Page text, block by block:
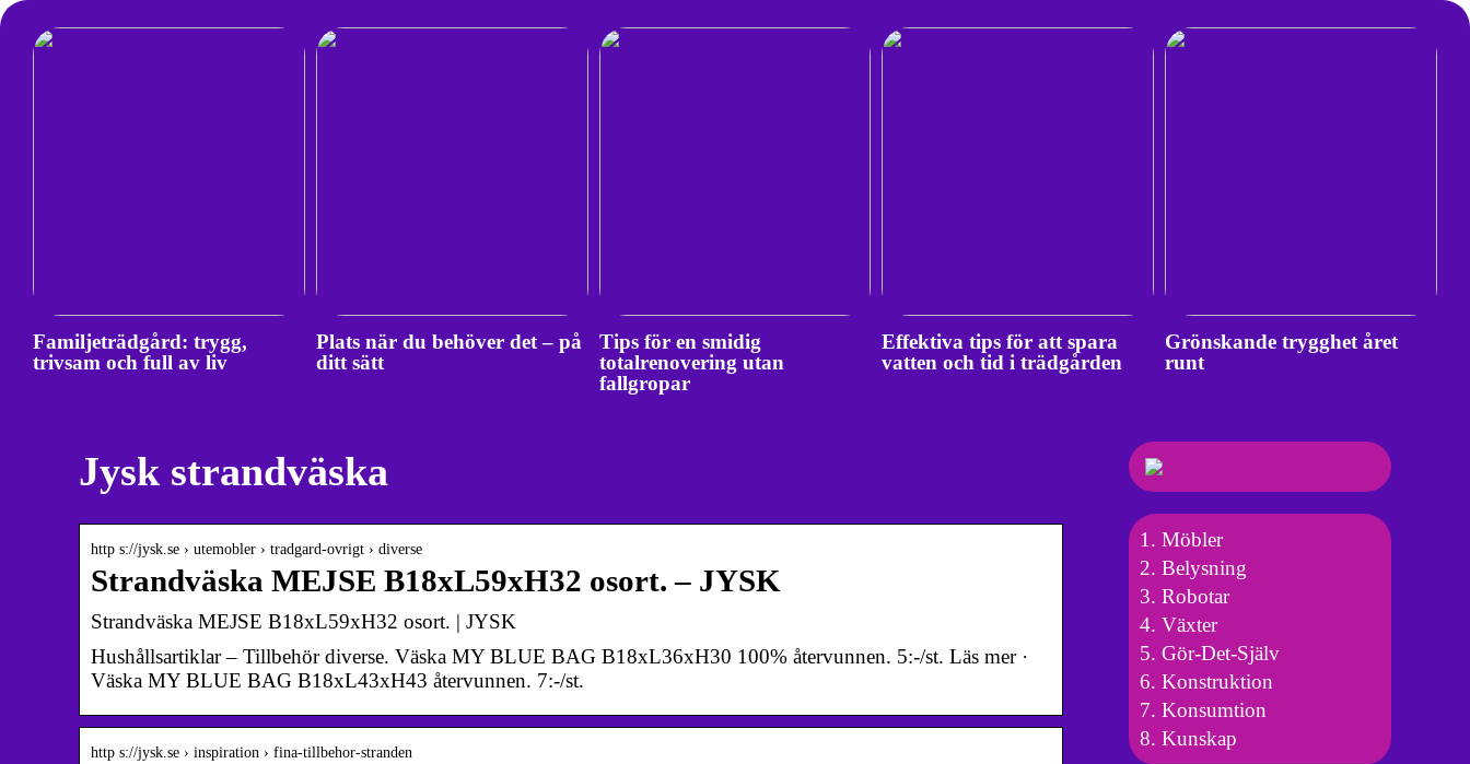
Familjeträdgård: trygg,
trivsam och full av liv
Plats när du behöver det – på
ditt sätt
Tips för en smidig
totalrenovering utan
fallgropar
Effektiva tips för att spara
vatten och tid i trädgården
Grönskande trygghet året
runt
Jysk strandväska
http s://jysk.se › utemobler › tradgard-ovrigt › diverse
Strandväska MEJSE B18xL59xH32 osort. – JYSK
Strandväska MEJSE B18xL59xH32 osort. | JYSK
Hushållsartiklar – Tillbehör diverse. Väska MY BLUE BAG B18xL36xH30 100% återvunnen. 5:-/st. Läs mer ·
Väska MY BLUE BAG B18xL43xH43 återvunnen. 7:-/st.
http s://jysk.se › inspiration › fina-tillbehor-stranden
Möbler
Belysning
Robotar
Växter
Gör-Det-Själv
Konstruktion
Konsumtion
Kunskap